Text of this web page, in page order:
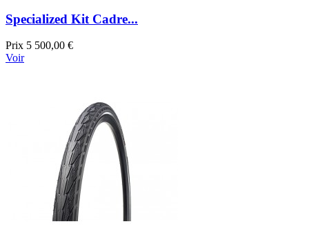
Specialized Kit Cadre...
Prix 5 500,00 €
Voir